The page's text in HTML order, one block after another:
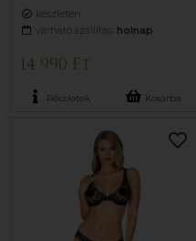
készleten
várható szállítás: holnap
14 990 Ft
Részletek Kosárba